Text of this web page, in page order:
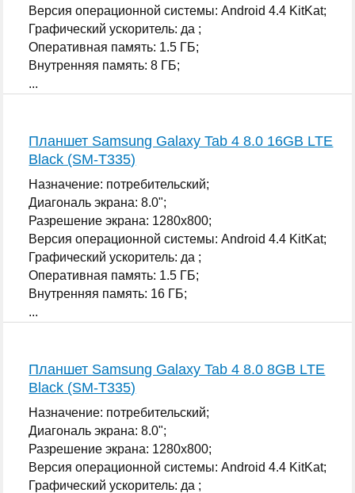
Версия операционной системы: Android 4.4 KitKat;
Графический ускоритель: да ;
Оперативная память: 1.5 ГБ;
Внутренняя память: 8 ГБ;
...
Планшет Samsung Galaxy Tab 4 8.0 16GB LTE
Black (SM-T335)
Назначение: потребительский;
Диагональ экрана: 8.0";
Разрешение экрана: 1280x800;
Версия операционной системы: Android 4.4 KitKat;
Графический ускоритель: да ;
Оперативная память: 1.5 ГБ;
Внутренняя память: 16 ГБ;
...
Планшет Samsung Galaxy Tab 4 8.0 8GB LTE
Black (SM-T335)
Назначение: потребительский;
Диагональ экрана: 8.0";
Разрешение экрана: 1280x800;
Версия операционной системы: Android 4.4 KitKat;
Графический ускоритель: да ;